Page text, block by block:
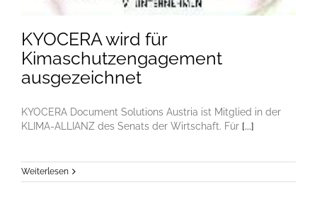
KYOCERA wird für
Kimaschutzengagement
ausgezeichnet
KYOCERA Document Solutions Austria ist Mitglied in der
KLIMA-ALLIANZ des Senats der Wirtschaft. Für [...]
Weiterlesen